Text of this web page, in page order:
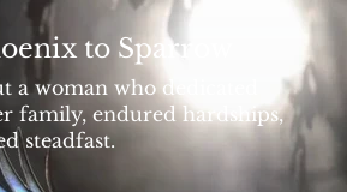
to Sparrow
a woman who dedicated
family, endured hardships,
steadfast.